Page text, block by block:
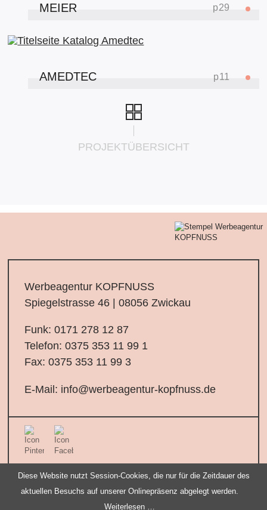
Diese Website nutzt Session-Cookies, die nur für die Zeitdauer des
aktuellen Besuchs auf unserer Onlinepräsenz abgelegt werden.
Weiterlesen …
MEIER
p29
AMEDTEC p11
PROJEKTÜBERSICHT
Werbeagentur KOPFNUSS
Spiegelstrasse 46 | 08056 Zwickau
Funk:0171 278 12 87
Telefon:0375 353 11 99 1
Fax: 0375 353 11 99 3
E-Mail: info@werbeagentur-kopfnuss.de
Werbeagentur KOPFNUSS
Navigation
DATENSCHUTZ